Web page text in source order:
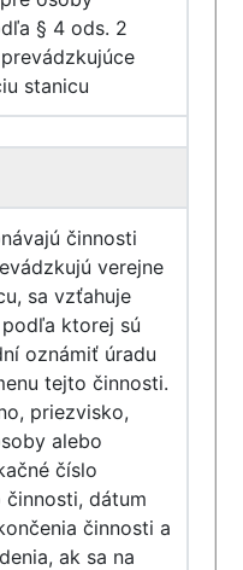
§ 4 ods. 2
stanicu
činnosti
verejne
sa vzťahuje
ktorej sú
oznámiť úradu
tejto činnosti.
priezvisko,
alebo
číslo
dátum
činnosti a
ak sa na